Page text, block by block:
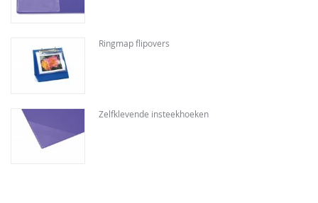
Ringmap flipovers
Zelfklevende insteekhoeken